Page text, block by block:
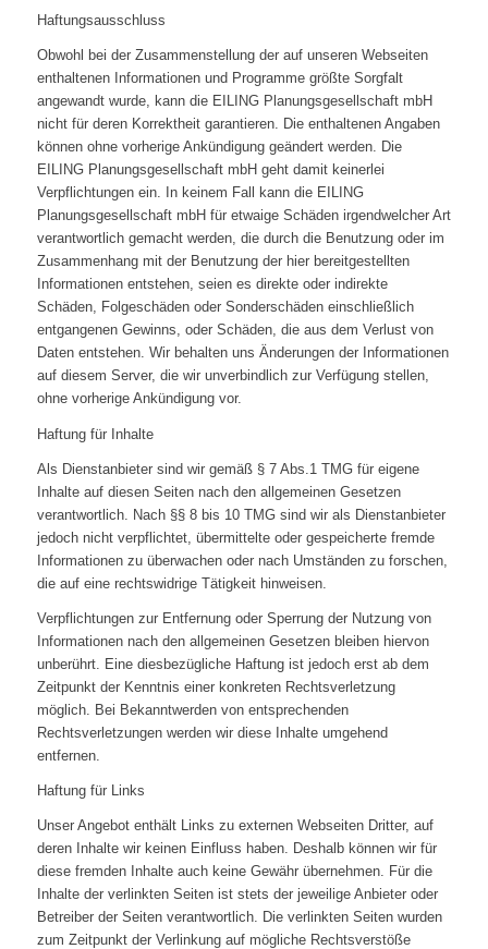
Haftungsausschluss
Obwohl bei der Zusammenstellung der auf unseren Webseiten
enthaltenen Informationen und Programme größte Sorgfalt
angewandt wurde, kann die EILING Planungsgesellschaft mbH
nicht für deren Korrektheit garantieren. Die enthaltenen Angaben
können ohne vorherige Ankündigung geändert werden. Die
EILING Planungsgesellschaft mbH geht damit keinerlei
Verpflichtungen ein. In keinem Fall kann die EILING
Planungsgesellschaft mbH für etwaige Schäden irgendwelcher Art
verantwortlich gemacht werden, die durch die Benutzung oder im
Zusammenhang mit der Benutzung der hier bereitgestellten
Informationen entstehen, seien es direkte oder indirekte
Schäden, Folgeschäden oder Sonderschäden einschließlich
entgangenen Gewinns, oder Schäden, die aus dem Verlust von
Daten entstehen. Wir behalten uns Änderungen der Informationen
auf diesem Server, die wir unverbindlich zur Verfügung stellen,
ohne vorherige Ankündigung vor.
Haftung für Inhalte
Als Dienstanbieter sind wir gemäß § 7 Abs.1 TMG für eigene
Inhalte auf diesen Seiten nach den allgemeinen Gesetzen
verantwortlich. Nach §§ 8 bis 10 TMG sind wir als Dienstanbieter
jedoch nicht verpflichtet, übermittelte oder gespeicherte fremde
Informationen zu überwachen oder nach Umständen zu forschen,
die auf eine rechtswidrige Tätigkeit hinweisen.
Verpflichtungen zur Entfernung oder Sperrung der Nutzung von
Informationen nach den allgemeinen Gesetzen bleiben hiervon
unberührt. Eine diesbezügliche Haftung ist jedoch erst ab dem
Zeitpunkt der Kenntnis einer konkreten Rechtsverletzung
möglich. Bei Bekanntwerden von entsprechenden
Rechtsverletzungen werden wir diese Inhalte umgehend
entfernen.
Haftung für Links
Unser Angebot enthält Links zu externen Webseiten Dritter, auf
deren Inhalte wir keinen Einfluss haben. Deshalb können wir für
diese fremden Inhalte auch keine Gewähr übernehmen. Für die
Inhalte der verlinkten Seiten ist stets der jeweilige Anbieter oder
Betreiber der Seiten verantwortlich. Die verlinkten Seiten wurden
zum Zeitpunkt der Verlinkung auf mögliche Rechtsverstöße